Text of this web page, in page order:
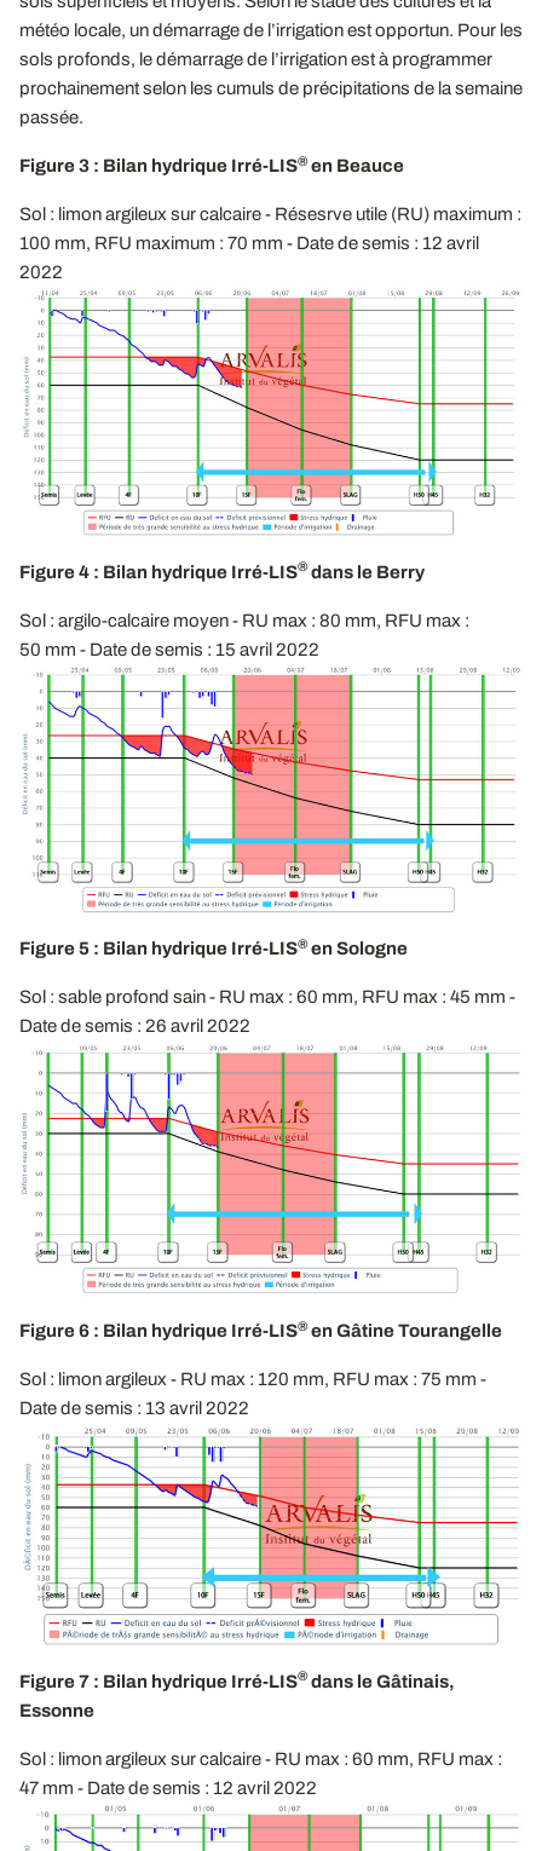
météo locale, un démarrage de l’irrigation est opportun. Pour les
sols profonds, le démarrage de l’irrigation est à programmer
prochainement selon les cumuls de précipitations de la semaine
passée.
Figure 3 : Bilan hydrique Irré-LIS®en Beauce
Sol : limon argileux sur calcaire - Résesrve utile (RU) maximum :
100 mm, RFU maximum : 70 mm - Date de semis : 12 avril
2022
Figure 4 : Bilan hydrique Irré-LIS®dans le Berry
Sol : argilo-calcaire moyen - RU max : 80 mm, RFU max :
50 mm - Date de semis : 15 avril 2022
Figure 5 : Bilan hydrique Irré-LIS®en Sologne
Sol : sable profond sain - RU max : 60 mm, RFU max : 45 mm -
Date de semis : 26 avril 2022
Figure 6 : Bilan hydrique Irré-LIS®en Gâtine Tourangelle
Sol : limon argileux - RU max : 120 mm, RFU max : 75 mm -
Date de semis : 13 avril 2022
Figure 7 : Bilan hydrique Irré-LIS®dans le Gâtinais,
Essonne
Sol : limon argileux sur calcaire - RU max : 60 mm, RFU max :
47 mm - Date de semis : 12 avril 2022